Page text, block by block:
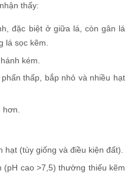
thấy:
đặc biệt ở giữa lá, còn gân lá
lá sọc kẽm.
kém.
thấp, bắp nhỏ và nhiều hạt
(tùy giống và điều kiện đất).
cao >7,5) thường thiếu kẽm